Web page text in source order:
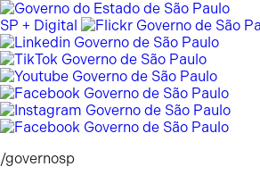
Pular
para
o
conteúdo
SP + Digital
/governosp